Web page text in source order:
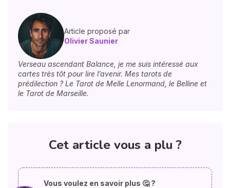
Article proposé par
Olivier Saunier
Verseau ascendant Balance, je me suis intéressé aux
cartes très tôt pour lire l’avenir. Mes tarots de
prédilection ? Le Tarot de Melle Lenormand, le Belline et
le Tarot de Marseille.
Cet article vous a plu ?
Vous voulez en savoir plus 🤔 ?